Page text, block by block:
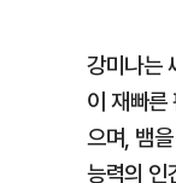
강미나는
이 재빠른
으며, 뱀
능력의 인